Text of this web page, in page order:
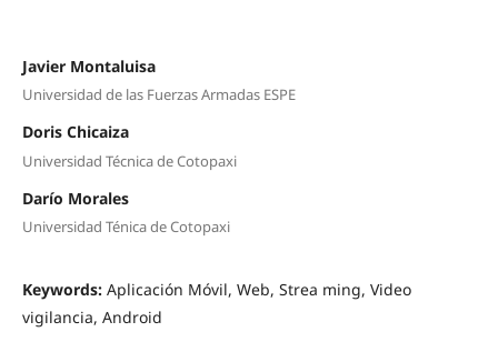
Javier Montaluisa
Universidad de las Fuerzas Armadas ESPE
Doris Chicaiza
Universidad Técnica de Cotopaxi
Darío Morales
Universidad Ténica de Cotopaxi
Keywords: Aplicación Móvil, Web, Strea ming, Video
vigilancia, Android